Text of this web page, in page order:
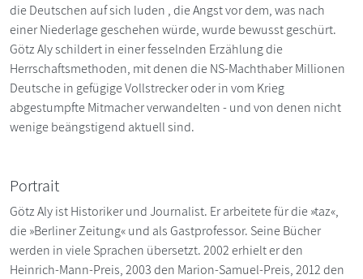
die Deutschen auf sich luden , die Angst vor dem, was nach
einer Niederlage geschehen würde, wurde bewusst geschürt.
Götz Aly schildert in einer fesselnden Erzählung die
Herrschaftsmethoden, mit denen die NS-Machthaber Millionen
Deutsche in gefügige Vollstrecker oder in vom Krieg
abgestumpfte Mitmacher verwandelten - und von denen nicht
wenige beängstigend aktuell sind.
Portrait
Götz Aly ist Historiker und Journalist. Er arbeitete für die »taz«,
die »Berliner Zeitung« und als Gastprofessor. Seine Bücher
werden in viele Sprachen übersetzt. 2002 erhielt er den
Heinrich-Mann-Preis, 2003 den Marion-Samuel-Preis, 2012 den